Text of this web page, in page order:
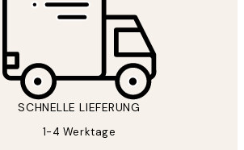
SCHNELLE LIEFERUNG
1-4 Werktage